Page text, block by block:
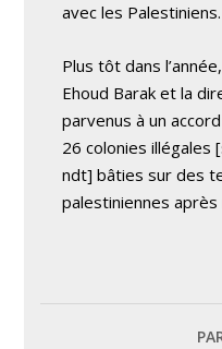
avec les Palestiniens.
Plus tôt dans
Ehoud Barak et la
parvenus à un
26 colonies illégales
ndt] bâties sur des
palestiniennes